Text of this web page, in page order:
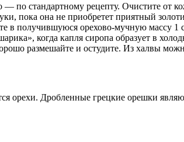
по стандартному рецепту. Очистите от
пока она не приобретет приятный
в получившуюся орехово-мучную массу 1
когда капля сиропа образует в
размешайте и остудите. Из халвы
орехи. Дробленные грецкие орешки